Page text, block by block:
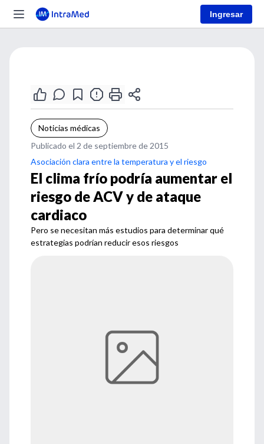
Ingresar
Noticias médicas
Publicado el 2 de septiembre de 2015
Asociación clara entre la temperatura y el riesgo
El clima frío podría aumentar el
riesgo de ACV y de ataque
cardiaco
Pero se necesitan más estudios para determinar qué
estrategias podrían reducir esos riesgos